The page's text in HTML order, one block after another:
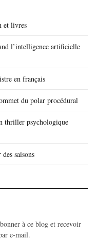
et livres
l’intelligence artificielle
en français
du polar procédural
thriller psychologique
saisons
à ce blog et recevoir
e-mail.